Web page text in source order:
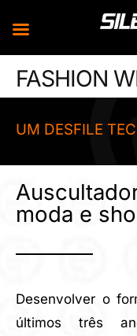
SkipFASHION
UM DESFILE
moda e
Desenvolver o
últimos três